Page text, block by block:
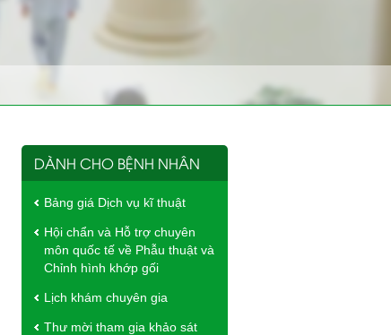
DÀNH CHO BỆNH NHÂN
Bảng giá Dịch vụ kĩ thuật
Hội chẩn và Hỗ trợ chuyên
môn quốc tế về Phẫu thuật và
Chỉnh hình khớp gối
Lịch khám chuyên gia
Thư mời tham gia khảo sát